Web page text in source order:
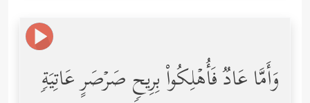
وَأَمَّا عَادࣱ فَأُهۡلِكُواْ بِرِیحࣲ صَرۡصَرٍ عَاتِیَةࣲ